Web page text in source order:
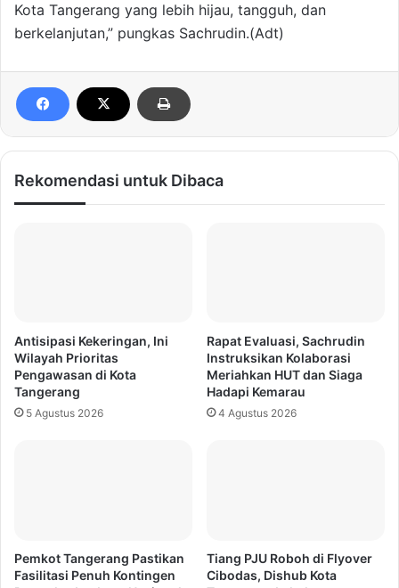
Kota Tangerang yang lebih hijau, tangguh, dan
berkelanjutan,” pungkas Sachrudin.(Adt)
Rekomendasi untuk Dibaca
Antisipasi Kekeringan, Ini
Wilayah Prioritas
Pengawasan di Kota
Tangerang
5 Agustus 2026
Rapat Evaluasi, Sachrudin
Instruksikan Kolaborasi
Meriahkan HUT dan Siaga
Hadapi Kemarau
4 Agustus 2026
Pemkot Tangerang Pastikan
Fasilitasi Penuh Kontingen
Tiang PJU Roboh di Flyover
Cibodas, Dishub Kota